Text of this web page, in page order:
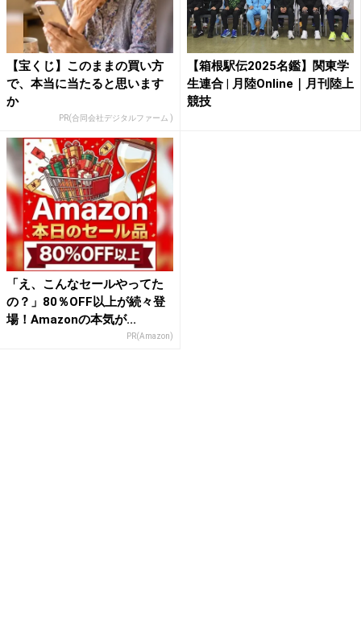
【宝くじ】このままの買い方
で、本当に当たると思います
か
PR(合同会社デジタルファーム )
【箱根駅伝2025名鑑】関東学
生連合 | 月陸Online｜月刊陸上
競技
「え、こんなセールやってた
の？」80％OFF以上が続々登
場！Amazonの本気が...
PR(Amazon)